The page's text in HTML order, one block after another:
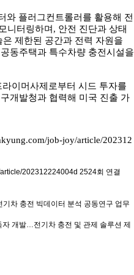
와 플러그컨트롤러를 활용해 전
니터링하며, 안전 진단과 상태
제한된 공간과 전력 자원을
동주택과 특수차량 충전시설을
이머사제로부터 시드 투자를
개발청과 협력해 미국 진출 가
job-joy/article/202312
202312224004d 2524회 연결
차 충전 빅데이터 분석 공동연구 업무
개발…전기차 충전 및 관제 솔루션 제